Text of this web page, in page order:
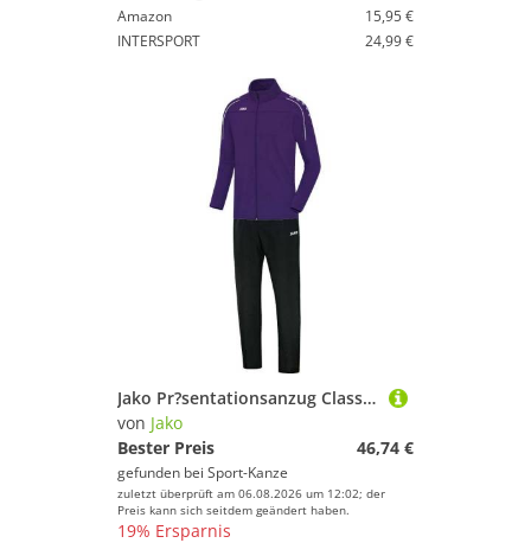
Amazon
15,95 €
INTERSPORT
24,99 €
Jako Pr?sentationsanzug Classico lila M9550 10 Gr. XL
von Jako
Bester Preis
46,74 €
gefunden bei Sport-Kanze
zuletzt überprüft am 06.08.2026 um 12:02; der
Preis kann sich seitdem geändert haben.
19% Ersparnis